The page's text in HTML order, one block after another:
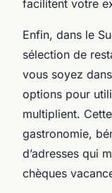
facilitent votre
Enfin, dans le
sélection de
vous soyez
options pour
multiplient.
gastronomie,
d’adresses qui
chèques